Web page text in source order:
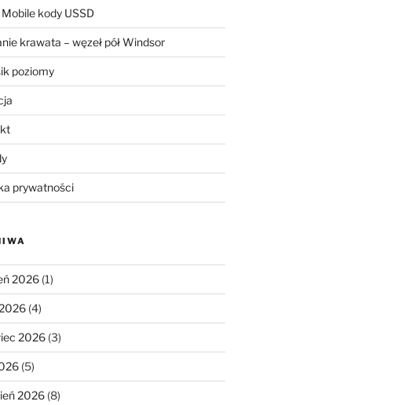
kody USSD
krawata – węzeł pół Windsor
poziomy
prywatności
2026(1)
(4)
2026(3)
(5)
2026(8)